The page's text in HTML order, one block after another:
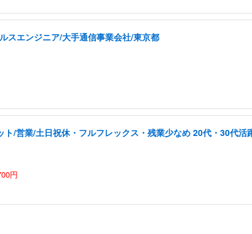
スエンジニア/大手通信事業会社/東京都
ト/営業/土日祝休・フルフレックス・残業少なめ 20代・30代活
円